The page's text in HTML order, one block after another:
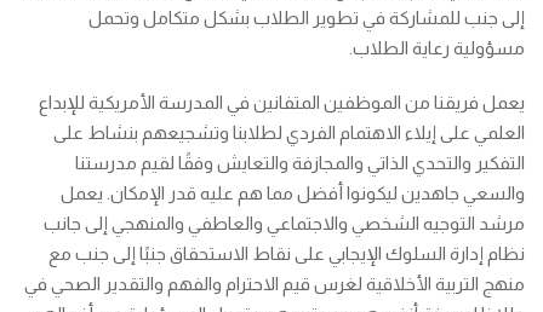
إلى جنب للمشاركة في تطوير الطلاب بشكل متكامل وتحمل
مسؤولية رعاية الطلاب.
يعمل فريقنا من الموظفين المتفانين في المدرسة الأمريكية للإبداع
العلمي على إيلاء الاهتمام الفردي لطلابنا وتشجيعهم بنشاط على
التفكير والتحدي الذاتي والمجازفة والتعايش وفقًا لقيم مدرستنا
والسعي جاهدين ليكونوا أفضل مما هم عليه قدر الإمكان. يعمل
مرشد التوجيه الشخصي والاجتماعي والعاطفي والمنهجي إلى جانب
نظام إدارة السلوك الإيجابي على نقاط الاستحقاق جنبًا إلى جنب مع
منهج التربية الأخلاقية لغرس قيم الاحترام والفهم والتقدير الصحي في